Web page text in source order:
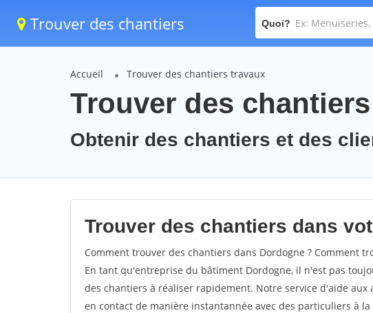
Trouver des chantiers Quoi?
Accueil Trouver des chantiers travaux
Trouver des
Obtenir des chantiers et des
Trouver des chantiers dans
Comment trouver des chantiers dans Dordogne ? Comment
En tant qu'entreprise du bâtiment Dordogne, il n'est pas
des chantiers à réaliser rapidement. Notre service d'aide
en contact de manière instantannée avec des particuliers à